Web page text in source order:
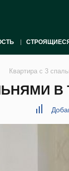
Квартира с 3
В